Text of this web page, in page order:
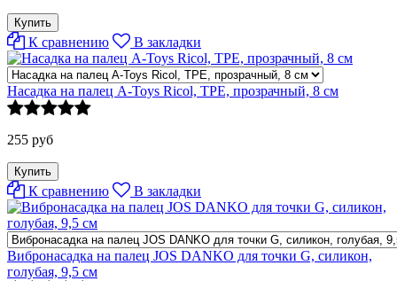
К сравнению В закладки
Насадка на палец A-Toys Ricol, ТРЕ, прозрачный, 8 см
255 руб
К сравнению В закладки
Вибронасадка на палец JOS DANKO для точки G, силикон,
голубая, 9,5 см